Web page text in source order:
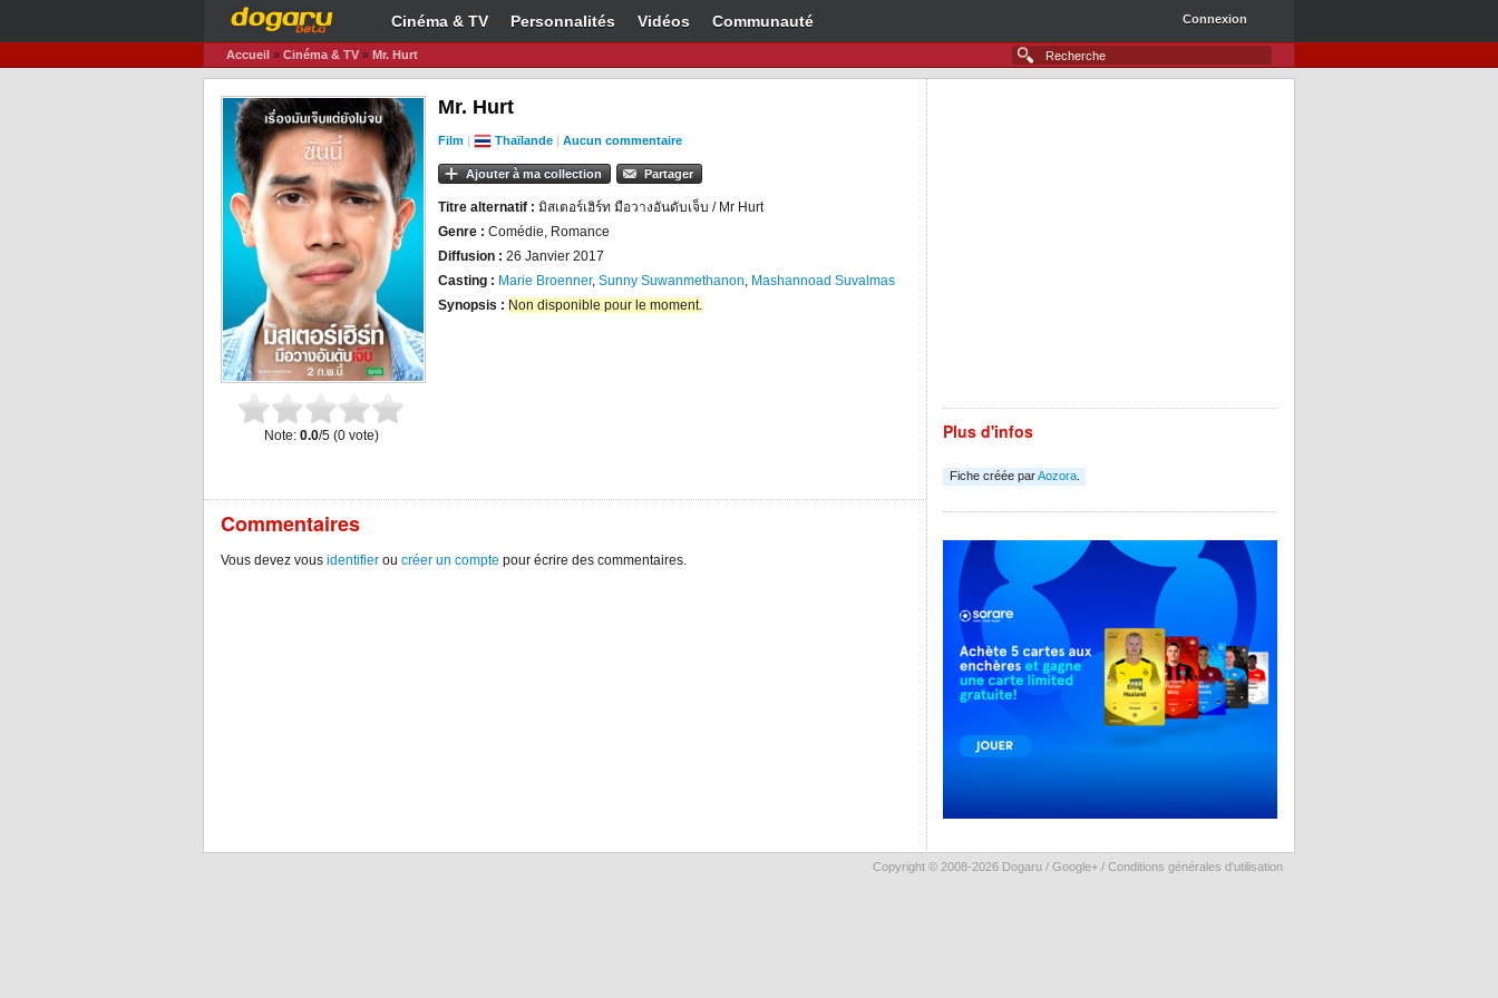
Cinéma & TV Personnalités Vidéos Communauté Connexion
Accueil » Cinéma & TV » Mr. Hurt
Note: 0.0/5 (0vote)
Mr. Hurt
Film | Thaïlande | Aucun commentaire
Ajouter à ma collection Partager
Titre alternatif : มิสเตอร์เฮิร์ท มือวางอันดับเจ็บ / Mr Hurt
Genre : Comédie, Romance
Diffusion : 26 Janvier 2017
Casting : Marie Broenner, Sunny Suwanmethanon, Mashannoad Suvalmas
Synopsis : Non disponible pour le moment.
Commentaires
Vous devez vous identifier ou créer un compte pour écrire des commentaires.
Plus d'infos
Fiche créée parAozora.
Copyright © 2008-2026 Dogaru / Google+ / Conditions générales d'utilisation